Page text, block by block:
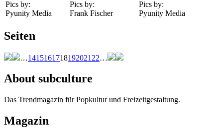
Pics by:
Pyunity Media
Pics by:
Frank Fischer
Pics by:
Pyunity Media
Seiten
…1415161718192021 22…
About subculture
Das Trendmagazin für Popkultur und Freizeitgestaltung.
Magazin